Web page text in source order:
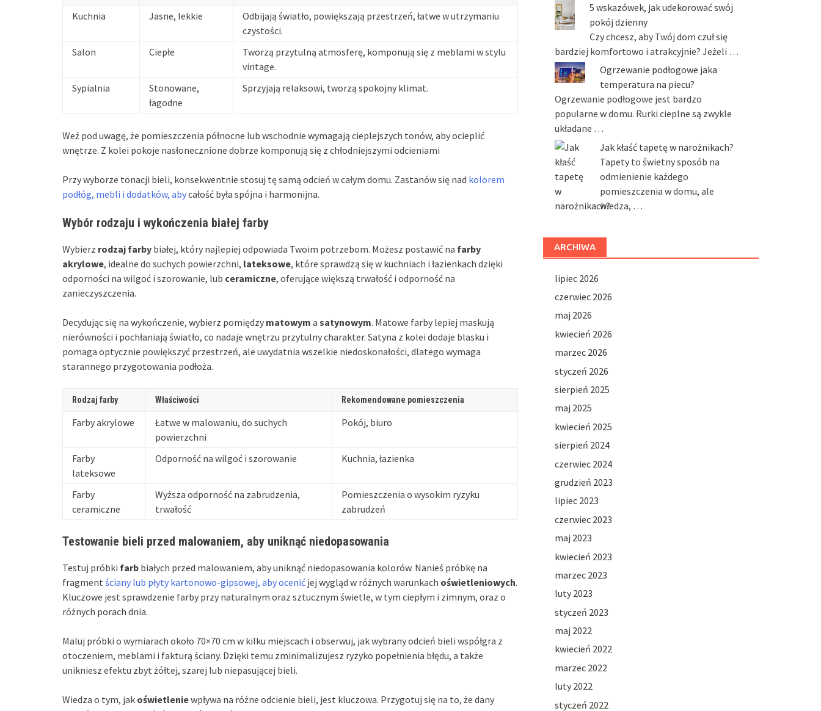
Kuchnia Jasne, lekkie
Odbijają światło, powiększają przestrzeń, łatwe w utrzymaniu
czystości.
Salon
Ciepłe
Tworzą przytulną atmosferę, komponują się z meblami w stylu
vintage.
Sypialnia
Stonowane,
łagodne
Sprzyjają relaksowi, tworzą spokojny klimat.
Weź pod uwagę, że pomieszczenia północne lub wschodnie wymagają cieplejszych tonów, aby ocieplić
wnętrze. Z kolei pokoje nasłonecznione dobrze komponują się z chłodniejszymi odcieniami
Przy wyborze tonacji bieli, konsekwentnie stosuj tę samą odcień w całym domu. Zastanów się nad kolorem
podłóg, mebli i dodatków, abycałość była spójna i harmonijna.
Wybór rodzaju i wykończenia białej farby
Wybierz rodzaj farby białej, który najlepiej odpowiada Twoim potrzebom. Możesz postawić na farby
akrylowe, idealne do suchych powierzchni, lateksowe, które sprawdzą się w kuchniach i łazienkach dzięki
odporności na wilgoć i szorowanie, lub ceramiczne, oferujące większą trwałość i odporność na
zanieczyszczenia.
Decydując się na wykończenie, wybierz pomiędzy matowym a satynowym. Matowe farby lepiej maskują
nierówności i pochłaniają światło, co nadaje wnętrzu przytulny charakter. Satyna z kolei dodaje blasku i
pomaga optycznie powiększyć przestrzeń, ale uwydatnia wszelkie niedoskonałości, dlatego wymaga
starannego przygotowania podłoża.
Rodzaj farby Właściwości Rekomendowane pomieszczenia
Farby akrylowe
Łatwe w malowaniu, do suchych
powierzchni
Pokój, biuro
Farby
lateksowe
Odporność na wilgoć i szorowanie Kuchnia, łazienka
Farby
ceramiczne
Wyższa odporność na zabrudzenia,
trwałość
Pomieszczenia o wysokim ryzyku
zabrudzeń
Testowanie bieli przed malowaniem, aby uniknąć niedopasowania
Testuj próbki farb białych przed malowaniem, aby uniknąć niedopasowania kolorów. Nanieś próbkę na
fragment ściany lub płyty kartonowo-gipsowej, aby ocenić jej wygląd w różnych warunkach oświetleniowych.
Kluczowe jest sprawdzenie farby przy naturalnym oraz sztucznym świetle, w tym ciepłym i zimnym, oraz o
różnych porach dnia.
Maluj próbki o wymiarach około 70×70 cm w kilku miejscach i obserwuj, jak wybrany odcień bieli współgra z
otoczeniem, meblami i fakturą ściany. Dzięki temu zminimalizujesz ryzyko popełnienia błędu, a także
unikniesz efektu zbyt żółtej, szarej lub niepasującej bieli.
Wiedza o tym, jak oświetleniewpływa na różne odcienie bieli, jest kluczowa. Przygotuj się na to, że dany
5 wskazówek, jak udekorować swój
pokój dzienny
Czy chcesz, aby Twój dom czuł się
bardziej komfortowo i atrakcyjnie? Jeżeli …
Ogrzewanie podłogowe jaka
temperatura na piecu?
Ogrzewanie podłogowe jest bardzo
popularne w domu. Rurki cieplne są zwykle
układane …
Jak kłaść tapetę w narożnikach?
Tapety to świetny sposób na
odmienienie każdego
pomieszczenia w domu, ale
wiedza, …
ARCHIWA
lipiec 2026
czerwiec 2026
maj 2026
kwiecień 2026
marzec 2026
styczeń 2026
sierpień 2025
maj 2025
kwiecień 2025
sierpień 2024
czerwiec 2024
grudzień 2023
lipiec 2023
czerwiec 2023
maj 2023
kwiecień 2023
marzec 2023
luty 2023
styczeń 2023
maj 2022
kwiecień 2022
marzec 2022
luty 2022
styczeń 2022